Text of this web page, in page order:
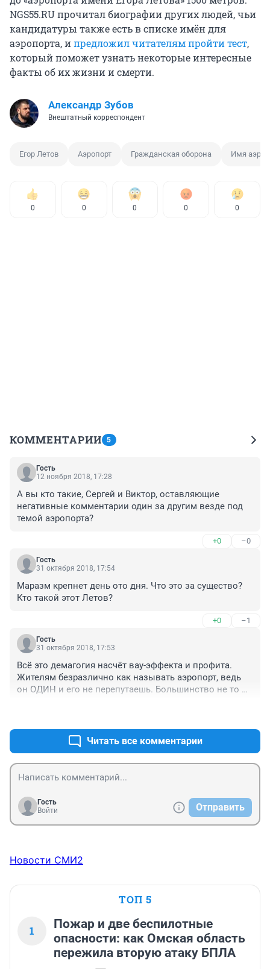
NGS55.RU прочитал биографии других людей, чьи
кандидатуры также есть в списке имён для
аэропорта, ипредложил читателям пройти тест,
который поможет узнать некоторые интересные
факты об их жизни и смерти.
Александр Зубов
Внештатный корреспондент
Егор Летов Аэропорт Гражданская оборона Имя
0 0 0 0 0
КОММЕНТАРИИ 5
Гость
12 ноября 2018, 17:28
А вы кто такие, Сергей и Виктор, оставляющие
негативные комментарии один за другим везде под
темой аэропорта?
+0 –0
Гость
31 октября 2018, 17:54
Маразм крепнет день ото дня. Что это за существо?
Кто такой этот Летов?
+0 –1
Гость
31 октября 2018, 17:53
Всё это демагогия насчёт вау-эффекта и профита.
Жителям безразлично как называть аэропорт, ведь
он ОДИН и его не перепутаешь. Большинство не то
инициативная группа за свой счёт займётся такой
необходимой нашему городу работой.
Читать все комментарии
Гость
Войти
Отправить
Новости СМИ2
ТОП 5
1
Пожар и две беспилотные
опасности: как Омская область
пережила вторую атаку БПЛА